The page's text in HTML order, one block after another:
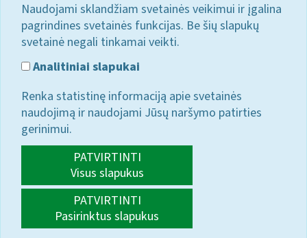
Naudojami sklandžiam svetainės veikimui ir įgalina
pagrindines svetainės funkcijas. Be šių slapukų
svetainė negali tinkamai veikti.
Analitiniai slapukai
Renka statistinę informaciją apie svetainės
naudojimą ir naudojami Jūsų naršymo patirties
gerinimui.
PATVIRTINTI
Visus slapukus
PATVIRTINTI
Pasirinktus slapukus